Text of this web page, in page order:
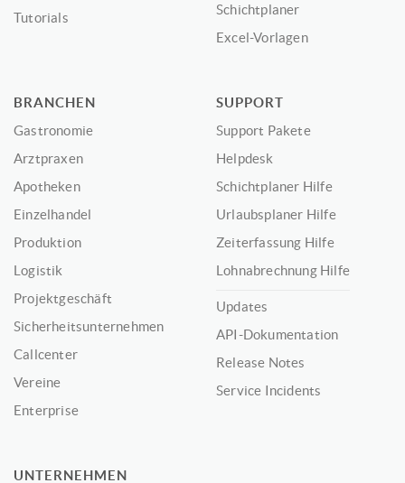
Tutorials
Schichtplaner
Excel-Vorlagen
BRANCHEN
Gastronomie
Arztpraxen
Apotheken
Einzelhandel
Produktion
Logistik
Projektgeschäft
Sicherheitsunternehmen
Callcenter
Vereine
Enterprise
SUPPORT
Support Pakete
Helpdesk
Schichtplaner Hilfe
Urlaubsplaner Hilfe
Zeiterfassung Hilfe
Lohnabrechnung Hilfe
Updates
API-Dokumentation
Release Notes
Service Incidents
UNTERNEHMEN